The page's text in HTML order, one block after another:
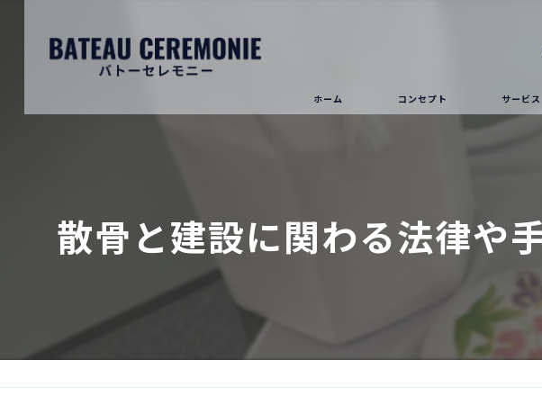
ホーム コンセプト サービス
散骨と建設に関わる法律や